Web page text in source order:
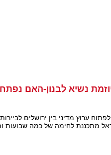
נשיא לבנון-האם
ערוץ מדיני בין ירושלים
מתכננת לחימה של כמה שבועות